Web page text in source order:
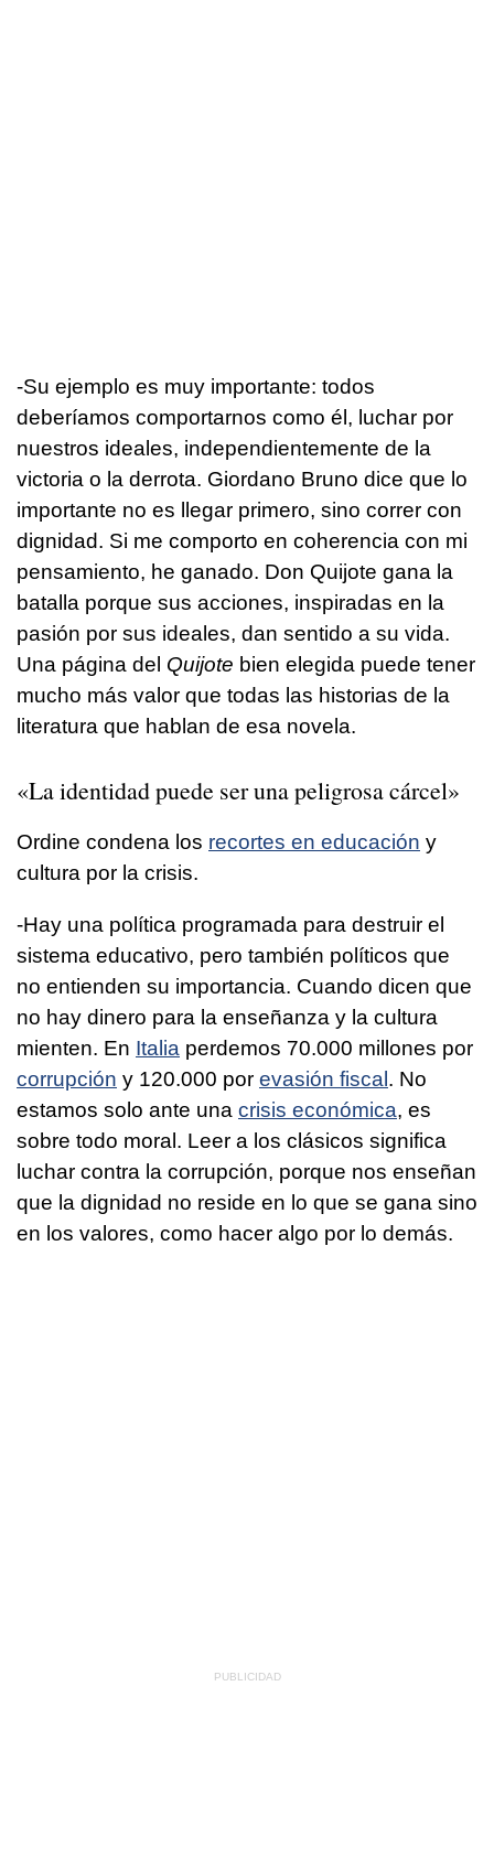
-Su ejemplo es muy importante: todos
deberíamos comportarnos como él, luchar por
nuestros ideales, independientemente de la
victoria o la derrota. Giordano Bruno dice que lo
importante no es llegar primero, sino correr con
dignidad. Si me comporto en coherencia con mi
pensamiento, he ganado. Don Quijote gana la
batalla porque sus acciones, inspiradas en la
pasión por sus ideales, dan sentido a su vida.
Una página del Quijote bien elegida puede tener
mucho más valor que todas las historias de la
literatura que hablan de esa novela.
«La identidad puede ser una peligrosa cárcel»
Ordine condena los recortes en educación y
cultura por la crisis.
-Hay una política programada para destruir el
sistema educativo, pero también políticos que
no entienden su importancia. Cuando dicen que
no hay dinero para la enseñanza y la cultura
mienten. En Italia perdemos 70.000 millones por
corrupción y 120.000 por evasión fiscal. No
estamos solo ante una crisis económica, es
sobre todo moral. Leer a los clásicos significa
luchar contra la corrupción, porque nos enseñan
que la dignidad no reside en lo que se gana sino
en los valores, como hacer algo por lo demás.